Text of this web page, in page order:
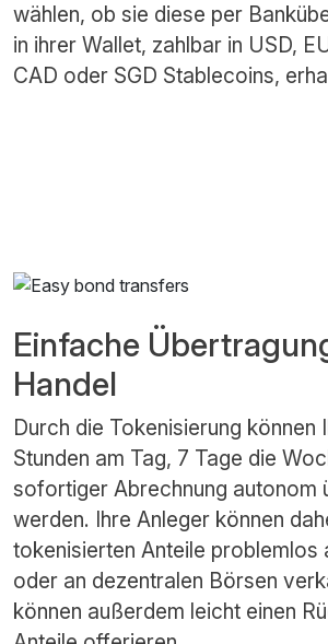
wählen, ob sie diese per
in ihrer Wallet, zahlbar in USD,
CAD oder SGD Stablecoins,
Einfache
Handel
Durch die Tokenisierung können
Stunden am Tag, 7 Tage die
sofortiger Abrechnung autonom
werden. Ihre Anleger können
tokenisierten Anteile problemlos
oder an dezentralen Börsen
können außerdem leicht einen